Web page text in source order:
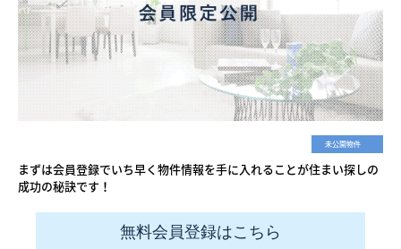
未公開物件
まずは会員登録でいち早く物件情報を手に入れることが住まい探しの
成功の秘訣です！
無料会員登録はこちら